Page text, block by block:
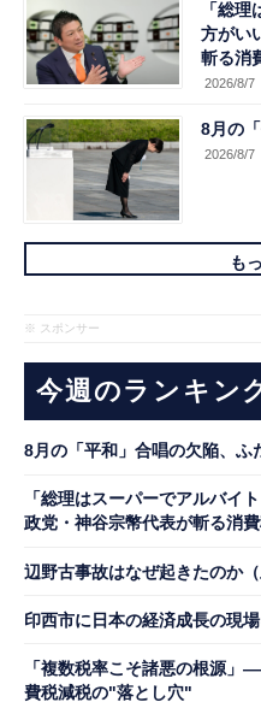
「総
方がい
斬る消
2026/8/7
8月の
2026/8/7
も
※ スポンサー
今週のランキン
8月の「平和」合唱の欠陥、ふ
「総理はスーパーでアルバ
政党・神谷宗幣代表が斬る消
辺野古事故はなぜ起きたのか（
印西市に日本の経済成長の現
「複数税率こそ諸悪の根源
費税減税の"落とし穴"